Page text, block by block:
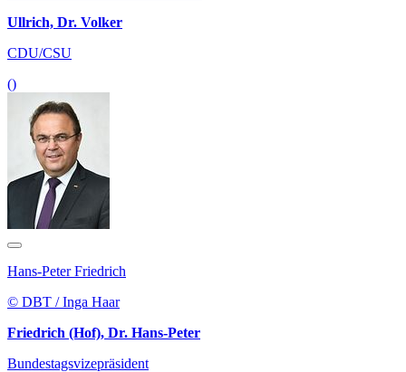
Ullrich, Dr. Volker
CDU/CSU
()
Hans-Peter Friedrich
© DBT / Inga Haar
Friedrich (Hof), Dr. Hans-Peter
Bundestagsvizepräsident